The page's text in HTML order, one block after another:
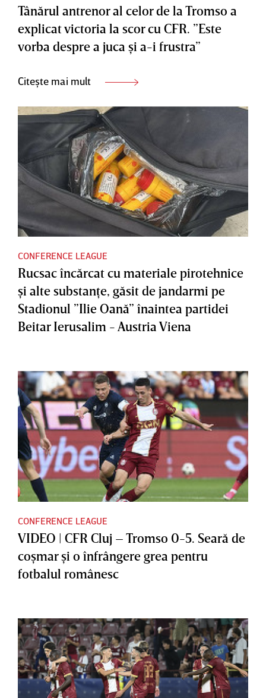
Tânărul antrenor al celor de la Tromso a
explicat victoria la scor cu CFR. ”Este
vorba despre a juca şi a-i frustra”
Citește mai mult
CONFERENCE LEAGUE
Rucsac încărcat cu materiale pirotehnice
şi alte substanţe, găsit de jandarmi pe
Stadionul ”Ilie Oană” înaintea partidei
Beitar Ierusalim - Austria Viena
CONFERENCE LEAGUE
VIDEO | CFR Cluj – Tromso 0-5. Seară de
coşmar şi o înfrângere grea pentru
fotbalul românesc